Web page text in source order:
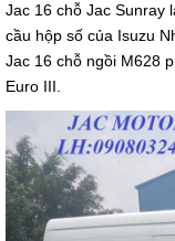
Jac 16 chỗ Jac Sunray
cầu hộp số của Isuzu
Jac 16 chỗ ngồi M628
Euro III.